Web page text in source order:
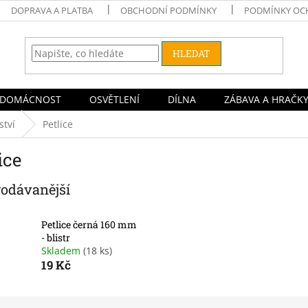
DOPRAVA A PLATBA OBCHODNÍ PODMÍNKY PODMÍNKY
HLEDAT
DOMÁCNOST OSVĚTLENÍ DÍLNA ZÁBAVA A HRAČKY
Petlice
Petlice černá 160 mm
- blistr
Skladem (18 ks)
19 Kč